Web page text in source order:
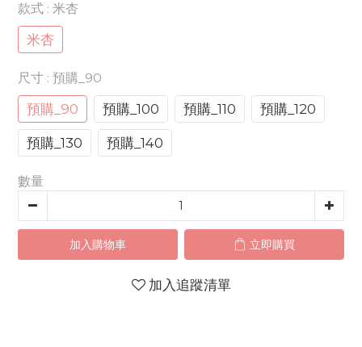
款式 : 米杏
米杏
尺寸 : 預購_90
預購_90 預購_100 預購_110 預購_120
預購_130 預購_140
數量
加入購物車 立即購買
加入追蹤清單